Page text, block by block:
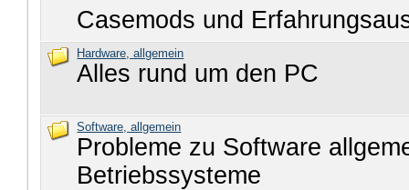
Casemods und
Hardware, allgemein
Alles rund um den PC
Software, allgemein
Probleme zu Software
Betriebssysteme